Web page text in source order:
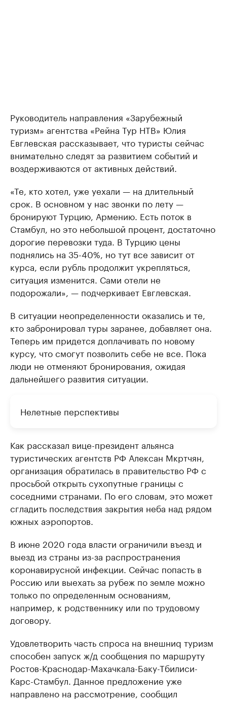
Руководитель направления «Зарубежный
туризм» агентства «Рейна Тур НТВ» Юлия
Евглевская рассказывает, что туристы сейчас
внимательно следят за развитием событий и
воздерживаются от активных действий.
«Те, кто хотел, уже уехали — на длительный
срок. В основном у нас звонки по лету —
бронируют Турцию, Армению. Есть поток в
Стамбул, но это небольшой процент, достаточно
дорогие перевозки туда. В Турцию цены
поднялись на 35-40%, но тут все зависит от
курса, если рубль продолжит укрепляться,
ситуация изменится. Сами отели не
подорожали», — подчеркивает Евглевская.
В ситуации неопределенности оказались и те,
кто забронировал туры заранее, добавляет она.
Теперь им придется доплачивать по новому
курсу, что смогут позволить себе не все. Пока
люди не отменяют бронирования, ожидая
дальнейшего развития ситуации.
Нелетные перспективы
Как рассказал вице-президент альянса
туристических агентств РФ Алексан Мкртчян,
организация обратилась в правительство РФ с
просьбой открыть сухопутные границы с
соседними странами. По его словам, это может
сгладить последствия закрытия неба над рядом
южных аэропортов.
В июне 2020 года власти ограничили въезд и
выезд из страны из-за распространения
коронавирусной инфекции. Сейчас попасть в
Россию или выехать за рубеж по земле можно
только по определенным основаниям,
например, к родственнику или по трудовому
договору.
Удовлетворить часть спроса на внешниq туризм
способен запуск ж/д сообщения по маршруту
Ростов-Краснодар-Махачкала-Баку-Тбилиси-
Карс-Стамбул. Данное предложение уже
направлено на рассмотрение, сообщил